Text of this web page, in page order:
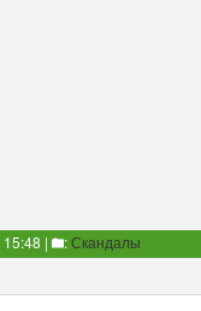
15:48 | :Скандалы